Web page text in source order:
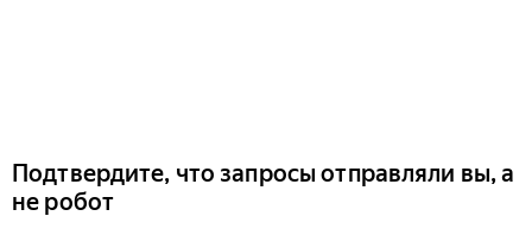
Подтвердите, что запросы отправляли вы, а
не робот